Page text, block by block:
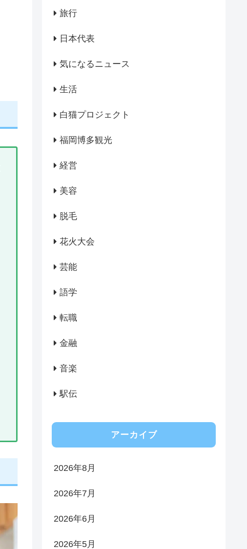
旅行
日本代表
気になるニュース
生活
白猫プロジェクト
福岡博多観光
経営
美容
脱毛
花火大会
芸能
語学
転職
金融
音楽
駅伝
アーカイブ
2026年8月
2026年7月
2026年6月
2026年5月